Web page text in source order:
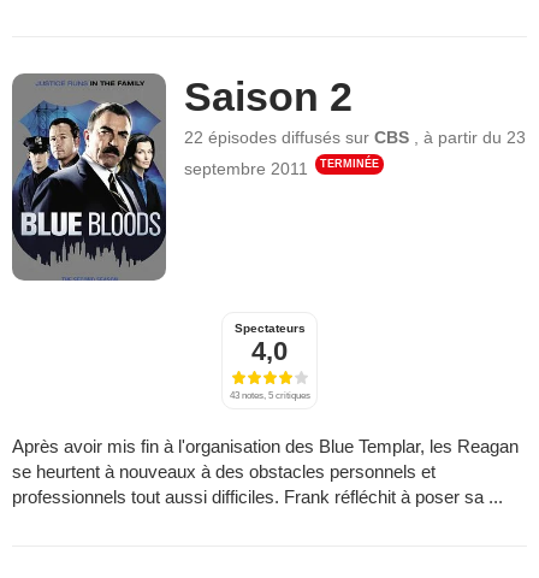
Saison 2
22 épisodes diffusés surCBS ,à partir du23
septembre 2011
TERMINÉE
Spectateurs
4,0
43 notes, 5 critiques
Après avoir mis fin à l'organisation des Blue Templar, les Reagan
se heurtent à nouveaux à des obstacles personnels et
professionnels tout aussi difficiles. Frank réfléchit à poser sa ...